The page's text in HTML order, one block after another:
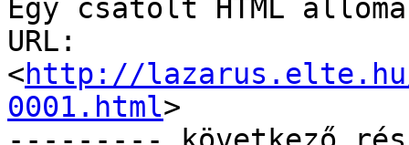
Egy csatolt HTML
URL:
<http://lazarus.elte.hu/
0001.html>